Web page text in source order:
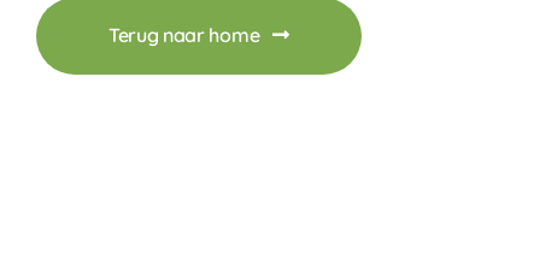
Voor leden / archief
Terug naar home